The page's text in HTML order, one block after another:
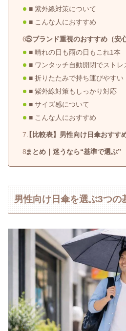
■ 紫外線対策について
■ こんな人におすすめ
⑤ブランド重視のおすすめ（安心
■ 晴れの日も雨の日もこれ1本
■ ワンタッチ自動開閉でストレ
■ 折りたたみで持ち運びやすい
■ 紫外線対策もしっかり対応
■ サイズ感について
■ こんな人におすすめ
【比較表】男性向け日傘おすす
まとめ｜迷うなら“基準で選ぶ”
男性向け日傘を選ぶ3つの